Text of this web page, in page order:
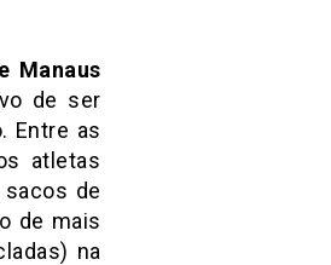
Manaus
de ser
Entre as
atletas
de
de mais
na